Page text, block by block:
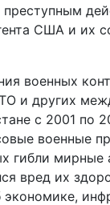
США и их
военных
и других
с 2001 по
военные
гибли мирные
вред их